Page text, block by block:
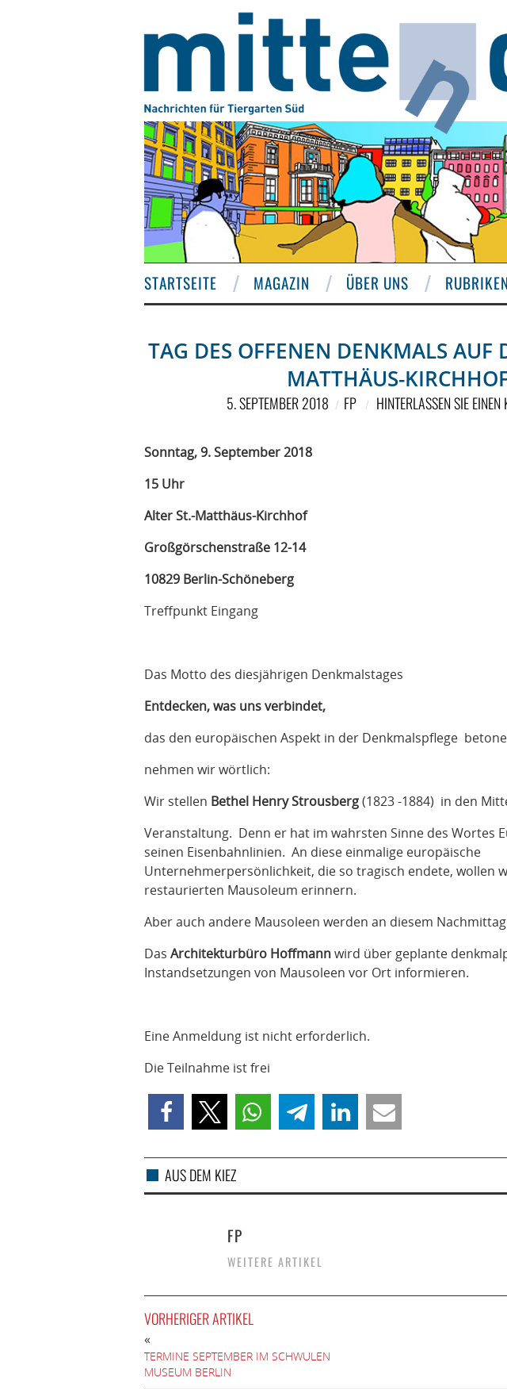
STARTSEITE MAGAZIN ÜBER UNS RUBRIKEN
TAG DES OFFENEN DENKMALS AUF
MATTHÄUS-
5. SEPTEMBER 2018 FP HINTERLASSEN SIE
Sonntag, 9. September 2018
15 Uhr
Alter St.-Matthäus-Kirchhof
Großgörschenstraße 12-14
10829 Berlin-Schöneberg
Treffpunkt Eingang
Das Motto des diesjährigen Denkmalstages
Entdecken, was uns verbindet,
das den europäischen Aspekt in der Denkmalspflege
nehmen wir wörtlich:
Wir stellen Bethel Henry Strousberg(1823 -1884) in den
Veranstaltung. Denn er hat im wahrsten Sinne des Wortes
seinen Eisenbahnlinien. An diese einmalige europäische
Unternehmerpersönlichkeit, die so tragisch endete, wollen
restaurierten Mausoleum erinnern.
Aber auch andere Mausoleen werden an diesem
Das Architekturbüro Hoffmannwird über geplante
Instandsetzungen von Mausoleen vor Ort informieren.
Eine Anmeldung ist nicht erforderlich.
Die Teilnahme ist frei
AUS DEM KIEZ
FP
WEITERE ARTIKEL
VORHERIGER ARTIKEL
«
TERMINE SEPTEMBER IM SCHWULEN
MUSEUM BERLIN